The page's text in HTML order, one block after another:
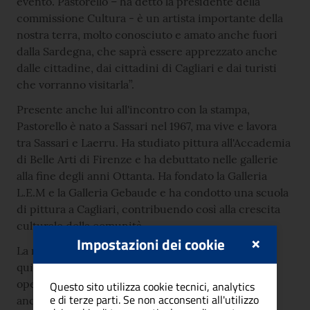
commissione Cultura - è un artista importante della
nostra terra, molto conosciuto e amato anche fuori
dalla Sardegna, che saprà essere apprezzato anche
dalle cittadine, dai cittadini di Cagliari e dai turisti
che vorranno visitarla”.
Presente anche lui all'incontro con la stampa,
Pastorello è nato a Sassari nel 1967, ma vive e lavora
tra Sassari e Laerru. Ha studiato pittura all'Accademia
di Belle Arti di Firenze e ha debuttato nelle gallerie
alla fine degli anni Ottanta. Ha fondato la Galleria
L.E.M e la Galleria Gebaude e ha condotto una scuola
di pittura a Cagliari, contribuendo così alla crescita
culturale della comunità.
La mostra “Tutto il peso del mondo” rappresenta,
quindi, non solo un'opportunità per ammirare le
opere di un artista di rilevanza internazionale, ma
anche un momento di riflessione sulle tematiche
×
Impostazioni dei cookie
Questo sito utilizza cookie tecnici, analytics
e di terze parti. Se non acconsenti all'utilizzo